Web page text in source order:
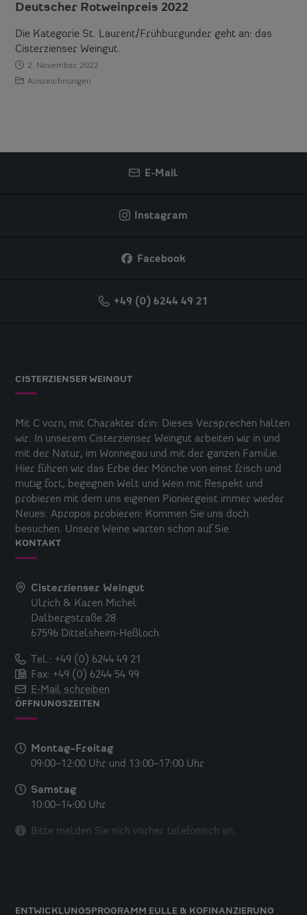
Deutscher Rotweinpreis 2022
Die Kategorie St. Laurent/Frühburgunder geht an: das
Cisterzienser Weingut.
2. November 2022
Auszeichnungen
E-Mail
Instagram
Facebook
+49 (0) 6244 49 21
CISTERZIENSER WEINGUT
Mit C vorn, mit Charakter drin: Dieses Versprechen halten
wir. In unserem Cisterzienser Weingut arbeiten wir in und
mit der Natur, im Wonnegau und mit der ganzen Familie.
Hier führen wir das Erbe der Mönche von einst frisch und
mutig fort, begegnen Welt und Wein mit Respekt und
probieren mit dem uns eigenen Pioniergeist immer wieder
Neues. Apropos probieren: Kommen Sie uns doch
besuchen. Unsere Weine warten schon auf Sie.
KONTAKT
Cisterzienser Weingut
Ulrich & Karen Michel
Dalbergstraße 28
67596 Dittelsheim-Heßloch
Tel.: +49 (0) 6244 49 21
Fax: +49 (0) 6244 54 99
E-Mail schreiben
ÖFFNUNGSZEITEN
Montag–Freitag
09:00–12:00 Uhr und 13:00–17:00 Uhr
Samstag
10:00–14:00 Uhr
Bitte melden Sie sich vorher telefonisch an.
ENTWICKLUNGSPROGRAMM EULLE & KOFINANZIERUNG